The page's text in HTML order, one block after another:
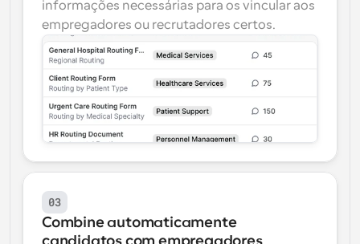
informações necessárias para os vincular aos
empregadores ou recrutadores certos.
03
Combine automaticamente
candidatos com empregadores